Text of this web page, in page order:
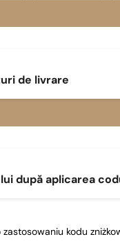
de livrare
după aplicarea
kodu